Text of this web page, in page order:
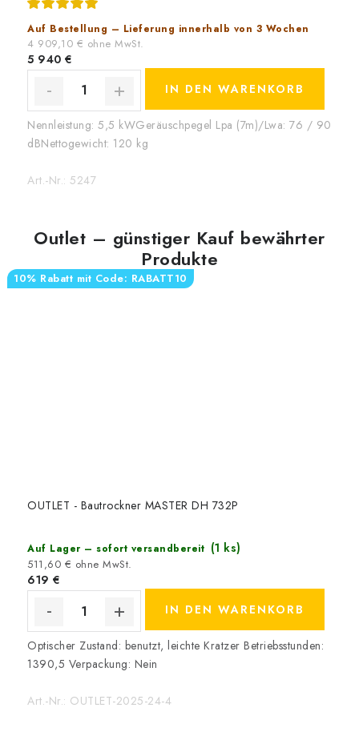
Auf Bestellung – Lieferung innerhalb von 3 Wochen
4 909,10 € ohne MwSt.
5 940 €
IN DEN WARENKORB
Nennleistung: 5,5 kWGeräuschpegel Lpa (7m)/Lwa: 76 / 90
dBNettogewicht: 120 kg
Art.-Nr.: 5247
Outlet – günstiger Kauf bewährter
Produkte
OUTLET - Bautrockner MASTER DH 732P
Auf Lager – sofort versandbereit (1 ks)
511,60 € ohne MwSt.
619 €
IN DEN WARENKORB
Optischer Zustand: benutzt, leichte Kratzer Betriebsstunden:
1390,5 Verpackung: Nein
Art.-Nr.: OUTLET-2025-24-4
10% Rabatt mit Code: RABATT10